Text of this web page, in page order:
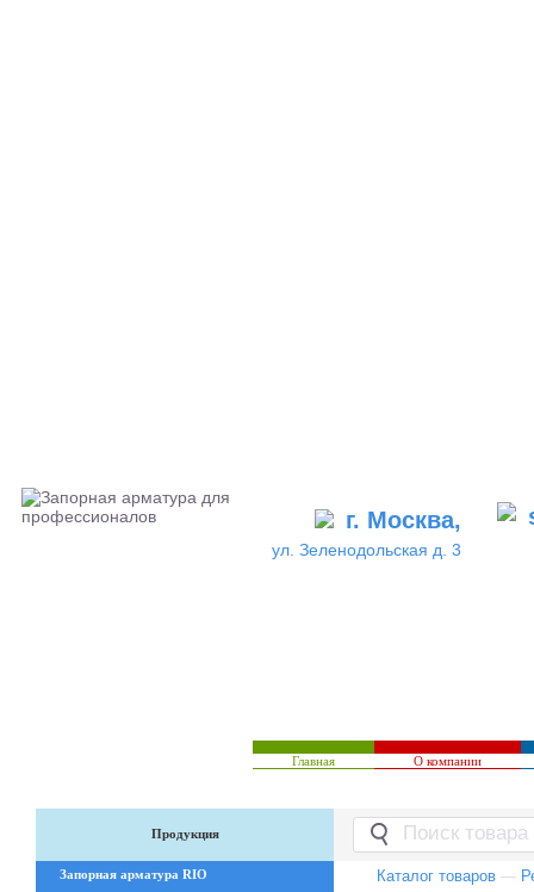
г. Москва,
ул. Зеленодольская д. 3
Главная О компании
Продукция
Запорная арматура RIO
Каталог товаров —